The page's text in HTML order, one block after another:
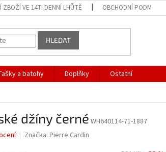
ZBOŽÍ VE 14TI DENNÍ LHŮTĚ OBCHODNÍ PODMÍNKY
HLEDAT
a batohy Doplňky
Ostatní
džíny černé WH640114-71-1887
Značka: Pierre Cardin